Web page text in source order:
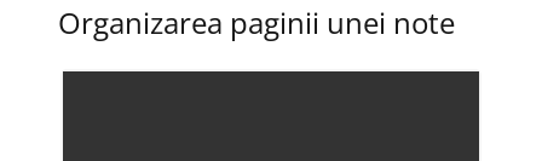
Organizarea paginii unei note